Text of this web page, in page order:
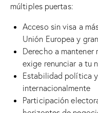
múltiples puertas:
Acceso sin visa a
Unión Europea y
Derecho a mantener
exige renunciar a tu
Estabilidad política
internacionalmente
Participación